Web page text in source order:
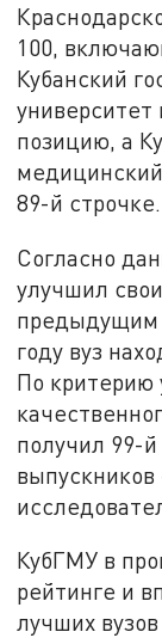
100,
Кубанский
позицию, а
89-й строчке.
Согласно
улучшил
предыдущим
году вуз
По критерию
получил 99-й
КубГМУ в
рейтинге и
лучших